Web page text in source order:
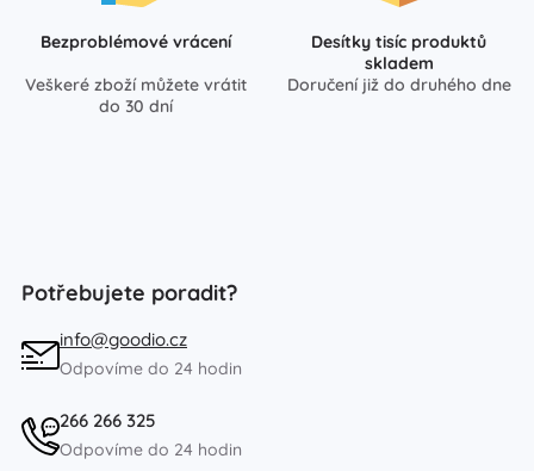
Bezproblémové vrácení
Veškeré zboží můžete vrátit
do 30 dní
Desítky tisíc produktů
skladem
Doručení již do druhého dne
Potřebujete poradit?
info@goodio.cz
Odpovíme do 24 hodin
266 266 325
Odpovíme do 24 hodin